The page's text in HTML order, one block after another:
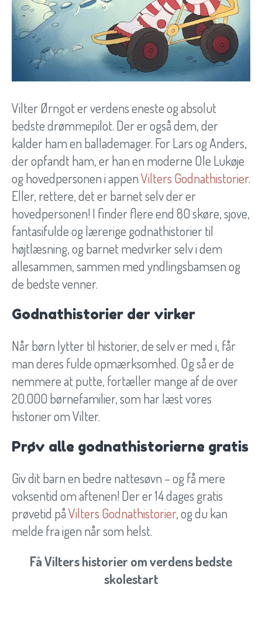
Vilter Ørngot er verdens eneste og absolut
bedste drømmepilot. Der er også dem, der
kalder ham en ballademager. For Lars og Anders,
der opfandt ham, er han en moderne Ole Lukøje
og hovedpersonen i appenVilters Godnathistorier.
Eller, rettere, det er barnet selv der er
hovedpersonen! I finder flere end 80 skøre, sjove,
fantasifulde og lærerige godnathistorier til
højtlæsning, og barnet medvirker selv i dem
allesammen, sammen med yndlingsbamsen og
de bedste venner.
Godnathistorier der virker
Når børn lytter til historier, de selv er med i, får
man deres fulde opmærksomhed. Og så er de
nemmere at putte, fortæller mange af de over
20.000 børnefamilier, som har læst vores
historier om Vilter.
Prøv alle godnathistorierne gratis
Giv dit barn en bedre nattesøvn – og få mere
voksentid om aftenen! Der er 14 dages gratis
prøvetid påVilters Godnathistorier, og du kan
melde fra igen når som helst.
Få Vilters historier om verdens bedste
skolestart